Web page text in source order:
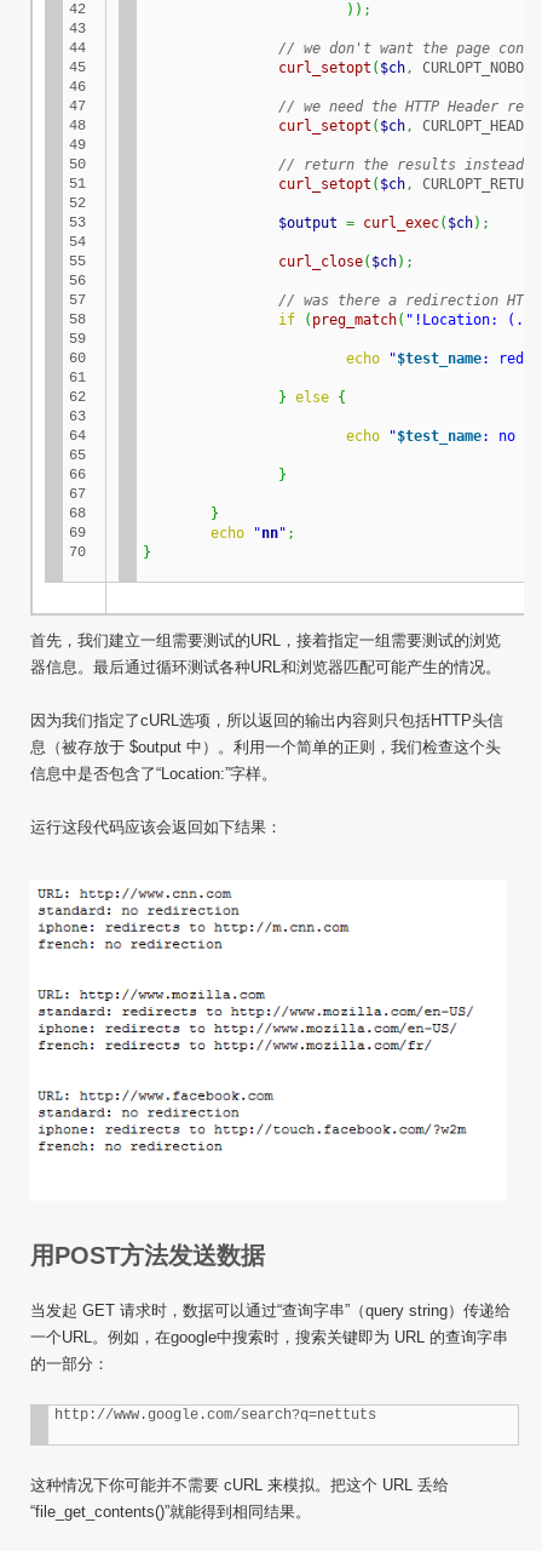
42
43
44
45
46
47
48
49
50
51
52
53
54
55
56
57
58
59
60
61
62
63
64
65
66
67
68
69
70
) ) ;
// we don't want the page
curl_setopt ( $ch, CURLOPT_NOBODY
// we need the HTTP Header
curl_setopt ( $ch, CURLOPT_HEADER
// return the results instead
curl_setopt ( $ch,
$output = curl_exec( $ch) ;
curl_close( $ch) ;
// was there a redirection HTTP
if
( preg_match( "!Location:
echo "$test_name:
} else {
echo "$test_name: no
}
}
echo
"nn" ;
}
首先，我们建立一组需要测试的URL，接着指定一组需要测试的浏览
器信息。最后通过循环测试各种URL和浏览器匹配可能产生的情况。
因为我们指定了cURL选项，所以返回的输出内容则只包括HTTP头信
息（被存放于 $output 中）。利用一个简单的正则，我们检查这个头
信息中是否包含了“Location:”字样。
运行这段代码应该会返回如下结果：
用POST方法发送数据
当发起 GET 请求时，数据可以通过“查询字串”（query string）传递给
一个URL。例如，在google中搜索时，搜索关键即为 URL 的查询字串
的一部分：
http://www.google.com/search?q=nettuts
这种情况下你可能并不需要 cURL 来模拟。把这个 URL 丢给
“file_get_contents()”就能得到相同结果。